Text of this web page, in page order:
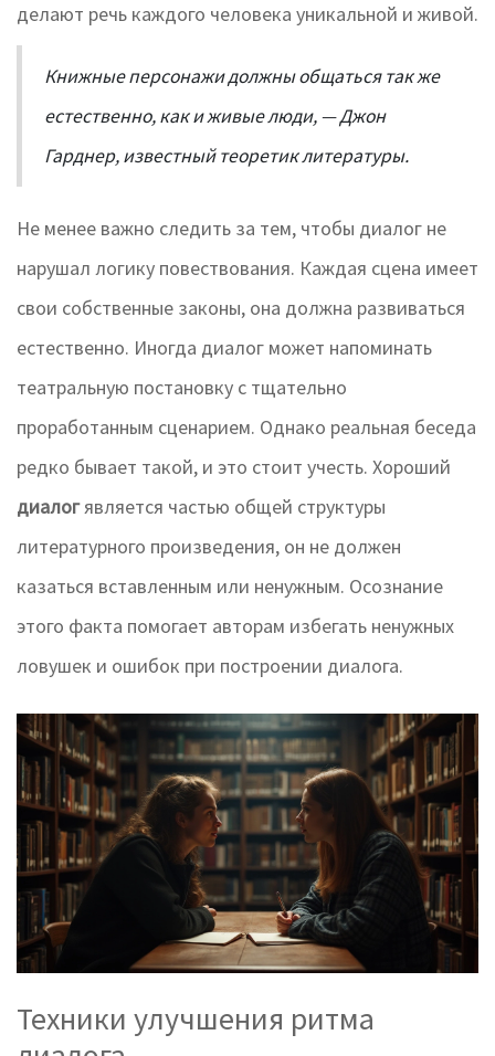
делают речь каждого человека уникальной и живой.
Книжные персонажи должны общаться так же
естественно, как и живые люди, — Джон
Гарднер, известный теоретик литературы.
Не менее важно следить за тем, чтобы диалог не
нарушал логику повествования. Каждая сцена имеет
свои собственные законы, она должна развиваться
естественно. Иногда диалог может напоминать
театральную постановку с тщательно
проработанным сценарием. Однако реальная беседа
редко бывает такой, и это стоит учесть. Хороший
диалогявляется частью общей структуры
литературного произведения, он не должен
казаться вставленным или ненужным. Осознание
этого факта помогает авторам избегать ненужных
ловушек и ошибок при построении диалога.
Техники улучшения ритма